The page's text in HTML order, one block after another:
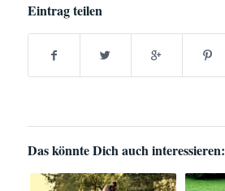
Eintrag teilen
Das könnte Dich auch interessieren: